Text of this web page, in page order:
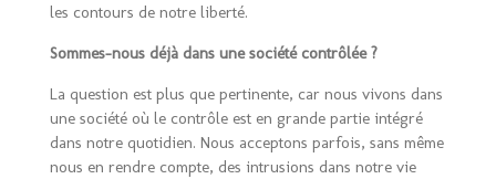
les contours de notre liberté.
Sommes-nous déjà dans une société contrôlée ?
La question est plus que pertinente, car nous vivons dans
une société où le contrôle est en grande partie intégré
dans notre quotidien. Nous acceptons parfois, sans même
nous en rendre compte, des intrusions dans notre vie